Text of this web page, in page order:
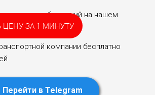
и изображений на нашем
компании бесплатно
Перейти в Telegram
ЦЕНУ ЗА 1 МИНУТУ